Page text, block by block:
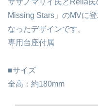
Missing Stars」のMVに
なったデザインです。
専用台座付属
■サイズ
全高：約180mm